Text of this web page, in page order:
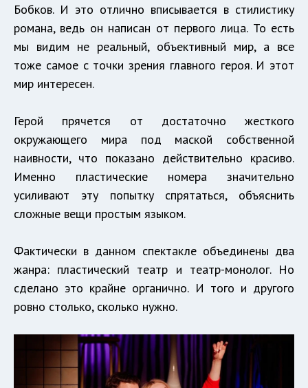
Бобков. И это отлично вписывается в стилистику
романа, ведь он написан от первого лица. То есть
мы видим не реальный, объективный мир, а все
тоже самое с точки зрения главного героя. И этот
мир интересен.
Герой прячется от достаточно жесткого
окружающего мира под маской собственной
наивности, что показано действительно красиво.
Именно пластические номера значительно
усиливают эту попытку спрятаться, объяснить
сложные вещи простым языком.
Фактически в данном спектакле объединены два
жанра: пластический театр и театр-монолог. Но
сделано это крайне органично. И того и другого
ровно столько, сколько нужно.